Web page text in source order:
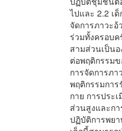
ไปและ 2.2 เ
จัดการภาวะ
ร่วมทั้งครอบค
สามส่วนเป็น
ต่อพฤติกรรมข
การจัดการภา
พฤติกรรมการ
กาย การประ
ส่วนสูงและก
ปฏิบัติการพยา